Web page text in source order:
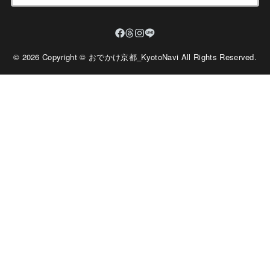
© 2026 Copyright © おでかけ京都_KyotoNavi All Rights Reserved.